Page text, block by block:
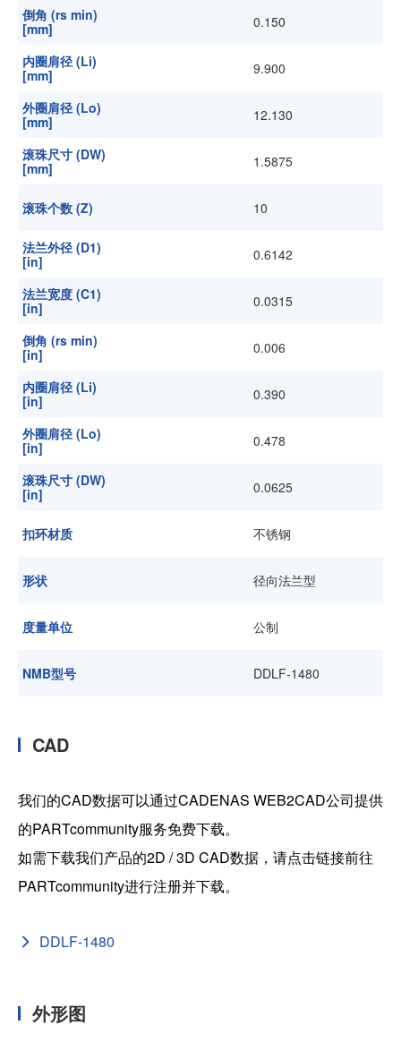
倒角 (rs min)
[mm]
0.150
内圈肩径 (Li)
[mm]
9.900
外圈肩径 (Lo)
[mm]
12.130
滚珠尺寸 (DW)
[mm]
1.5875
滚珠个数 (Z) 10
法兰外径 (D1)
[in]
0.6142
法兰宽度 (C1)
[in]
0.0315
倒角 (rs min)
[in]
0.006
内圈肩径 (Li)
[in]
0.390
外圈肩径 (Lo)
[in]
0.478
滚珠尺寸 (DW)
[in]
0.0625
扣环材质 不锈钢
形状 径向法兰型
度量单位 公制
NMB型号 DDLF-1480
CAD
我们的CAD数据可以通过CADENAS WEB2CAD公司提供
的PARTcommunity服务免费下载。
如需下载我们产品的2D / 3D CAD数据，请点击链接前往
PARTcommunity进行注册并下载。
DDLF-1480
外形图